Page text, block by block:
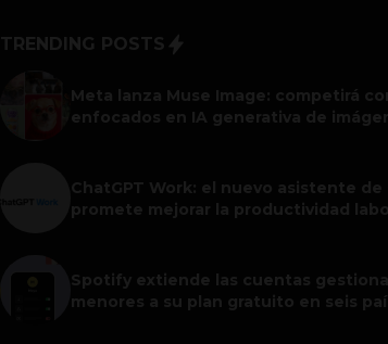
TRENDING POSTS
Meta lanza Muse Image: competirá
enfocados en IA generativa de
ChatGPT Work: el nuevo asistente de
promete mejorar la productividad
Spotify extiende las cuentas
menores a su plan gratuito en seis